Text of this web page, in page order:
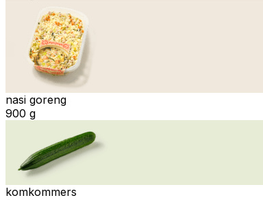
nasi goreng
900 g
komkommers